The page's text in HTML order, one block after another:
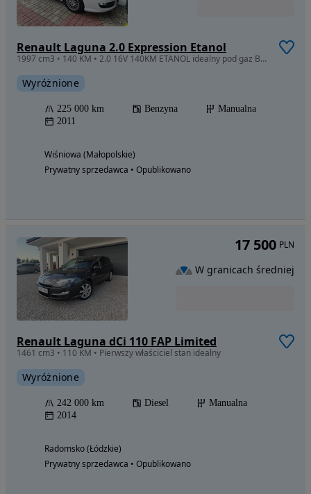
Renault Laguna 2.0 Expression Etanol
1997 cm3 • 140 KM • 2.0 16V 140KM ETANOL idealny pod gaz Bezwypadkowy od 1-wł
Wyróżnione
225 000 km Benzyna
Manualna
2011
Wiśniowa (Małopolskie)
Prywatny sprzedawca • Opublikowano
Renault Laguna dCi 110 FAP Limited
1461 cm3 • 110 KM • Pierwszy właściciel stan idealny
Wyróżnione
242 000 km Diesel
Manualna
2014
Radomsko (Łódzkie)
Prywatny sprzedawca • Opublikowano
17 500 PLN
W granicach średniej